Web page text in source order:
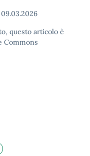
09.03.2026
questo articolo è
Commons